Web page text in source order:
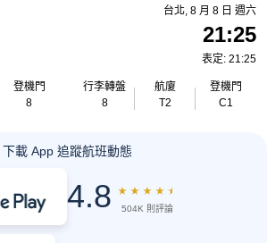
登機門
8
台北, 8 月 8 日 週六
21:25
表定: 21:25
行李轉盤
8
航廈
T2
登機門
C1
下載 App 追蹤航班動態
4.8 ★ ★ ★ ★ ★
504K 則評論